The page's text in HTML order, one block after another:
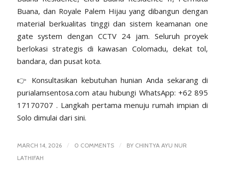
Buana, dan Royale Palem Hijau yang dibangun dengan
material berkualitas tinggi dan sistem keamanan one
gate system dengan CCTV 24 jam. Seluruh proyek
berlokasi strategis di kawasan Colomadu, dekat tol,
bandara, dan pusat kota.
👉 Konsultasikan kebutuhan hunian Anda sekarang di
purialamsentosa.com atau hubungi WhatsApp:+62 895
17170707 . Langkah pertama menuju rumah impian di
Solo dimulai dari sini.
MARCH 14, 2026 / 0 COMMENTS / BY CHINTYA AYU NUR
LATHIFAH